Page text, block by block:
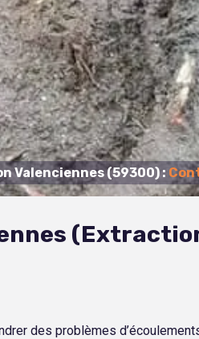
Valenciennes (59300) :
des problèmes